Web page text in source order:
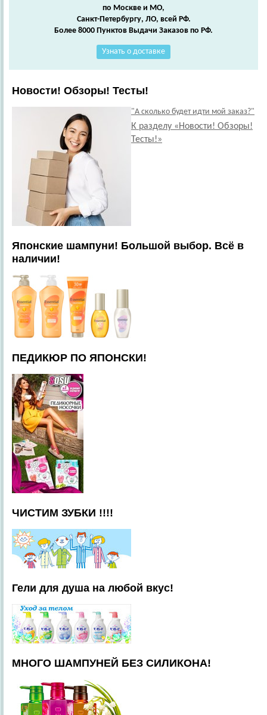
по Москве и МО,
Санкт-Петербургу, ЛО, всей РФ.
Более 8000 Пунктов Выдачи Заказов по РФ.
Узнать о доставке
Новости! Обзоры! Тесты!
"А сколько будет идти мой заказ?"
К разделу «Новости! Обзоры!
Тесты!»
Японские шампуни! Большой выбор. Всё в
наличии!
ПЕДИКЮР ПО ЯПОНСКИ!
ЧИСТИМ ЗУБКИ !!!!
Гели для душа на любой вкус!
МНОГО ШАМПУНЕЙ БЕЗ СИЛИКОНА!